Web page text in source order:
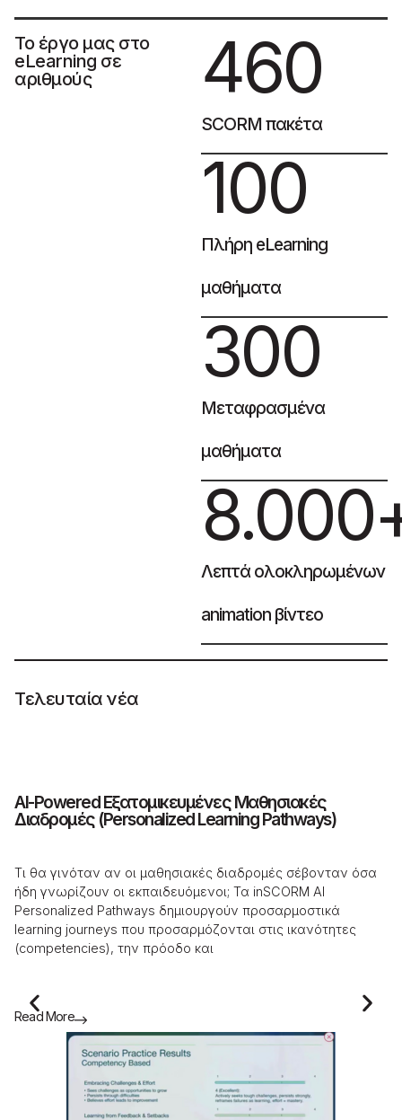
Το έργο μας στο
eLearning σε
αριθμούς
SCORM πακέτα
460
Πλήρη eLearning
μαθήματα
100
Μεταφρασμένα
μαθήματα
300
Λεπτά ολοκληρωμένων
animation βίντεο
8.000
Τελευταία νέα
AI-Powered Εξατομικευμένες Μαθησιακές
Διαδρομές (Personalized Learning Pathways)
Τι θα γινόταν αν οι μαθησιακές διαδρομές σέβονταν όσα
ήδη γνωρίζουν οι εκπαιδευόμενοι; Τα inSCORM AI
Personalized Pathways δημιουργούν προσαρμοστικά
learning journeys που προσαρμόζονται στις ικανότητες
(competencies), την πρόοδο και
Read More